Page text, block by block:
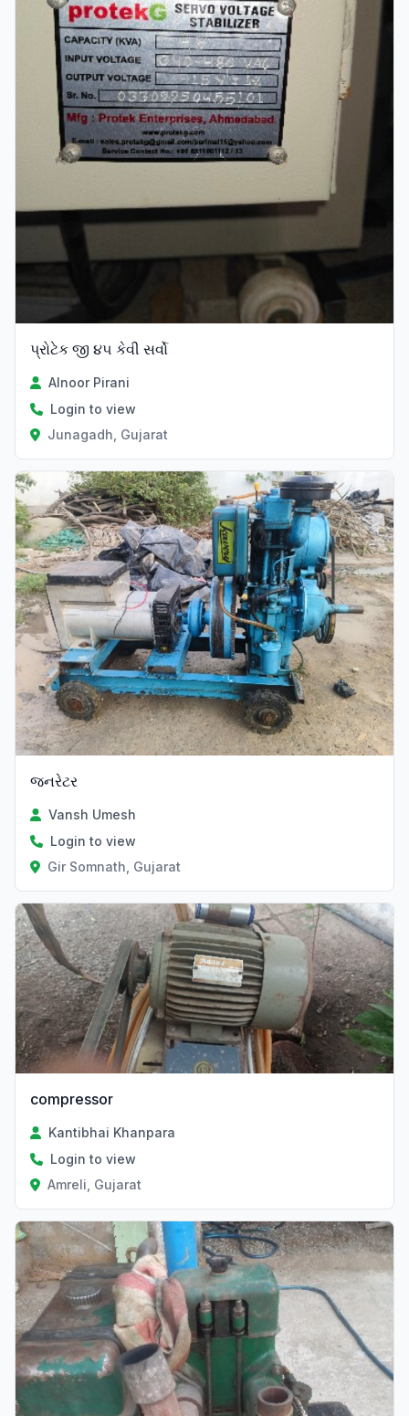
પ્રોટેક જી ૪૫ કેવી સર્વો
Alnoor Pirani
Login to view
Junagadh, Gujarat
જનરેટર
Vansh Umesh
Login to view
Gir Somnath, Gujarat
compressor
Kantibhai Khanpara
Login to view
Amreli, Gujarat